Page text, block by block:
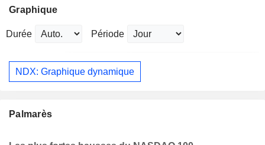
Graphique
Durée Période
NDX: Graphique dynamique
Palmarès